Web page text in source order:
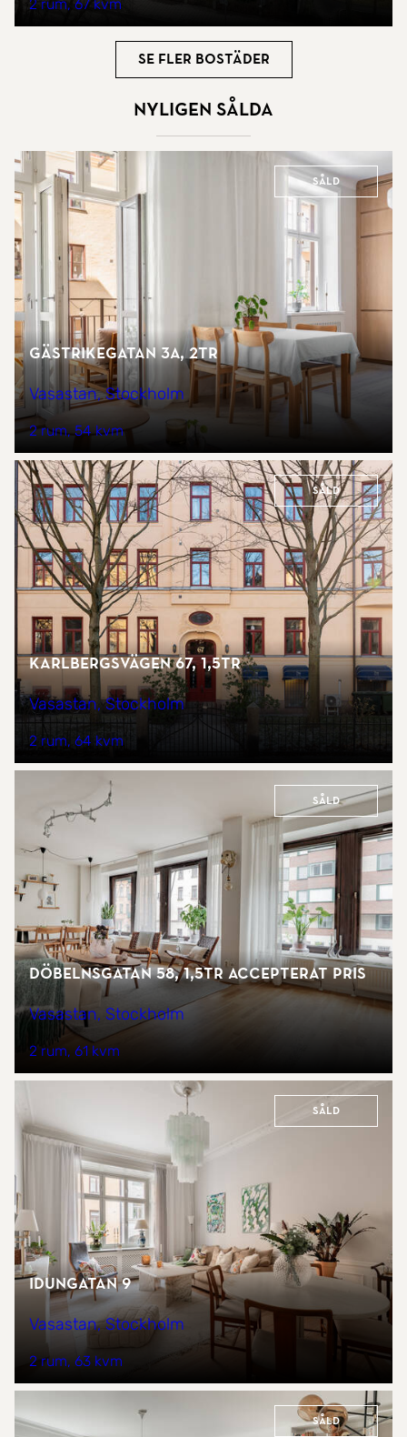
2 rum 67 kvm
Se fler bostäder
Nyligen sålda
Såld
Gästrikegatan 3A, 2tr
Vasastan, Stockholm
2 rum 54 kvm
Såld
Karlbergsvägen 67, 1,5tr
Vasastan, Stockholm
2 rum 64 kvm
Såld
Döbelnsgatan 58, 1,5tr Accepterat pris
Vasastan, Stockholm
2 rum 61 kvm
Såld
Idungatan 9
Vasastan, Stockholm
2 rum 63 kvm
Såld